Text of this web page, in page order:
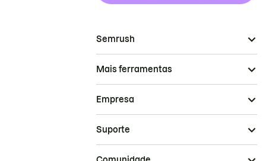
Semrush
Mais ferramentas
Empresa
Suporte